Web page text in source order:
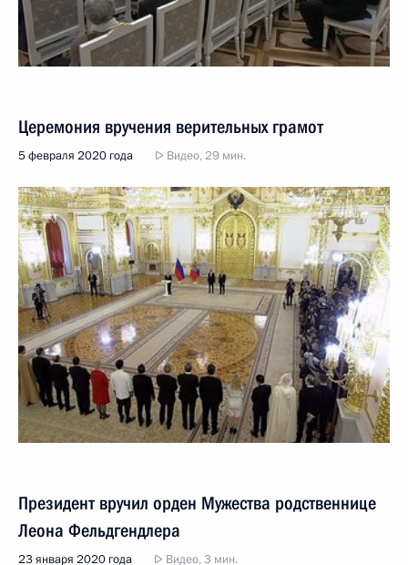
Церемония вручения верительных грамот
5 февраля 2020 года Видео, 29 мин.
Президент вручил орден Мужества родственнице
Леона Фельдгендлера
23 января 2020 года Видео, 3 мин.